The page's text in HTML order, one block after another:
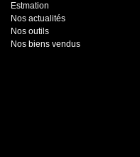
Estmation
Nos actualités
Nos outils
Nos biens vendus